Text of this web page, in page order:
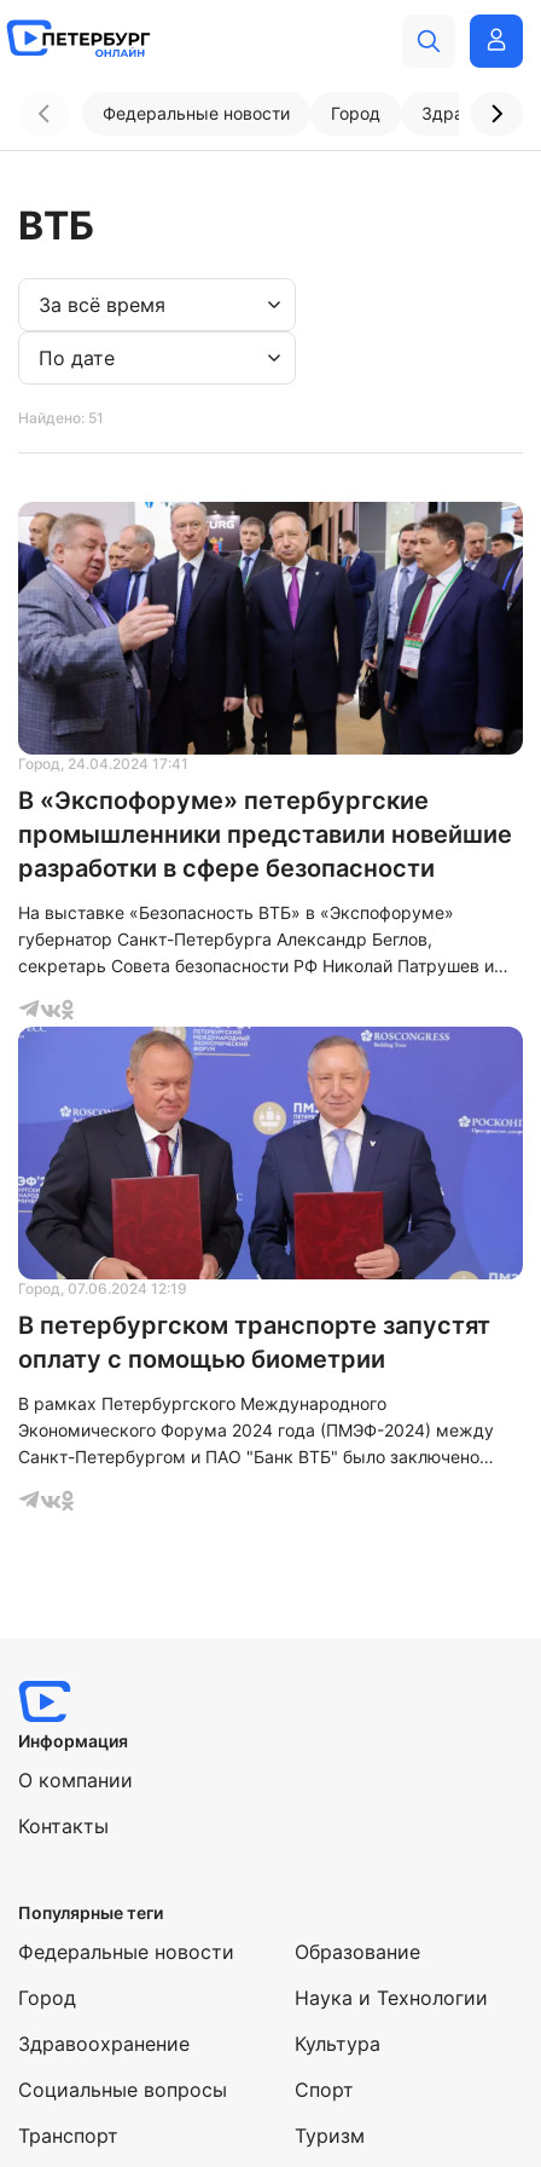
Федеральные новости Город
ВТБ
Найдено: 51
Город, 24.04.2024 17:41
В «Экспофоруме» петербургские
промышленники представили новейшие
разработки в сфере безопасности
На выставке «Безопасность ВТБ» в «Экспофоруме»
губернатор Санкт-Петербурга Александр Беглов,
секретарь Совета безопасности РФ Николай Патрушев и
посвященными теме безопасности.
Город, 07.06.2024 12:19
В петербургском транспорте запустят
оплату с помощью биометрии
В рамках Петербургского Международного
Экономического Форума 2024 года (ПМЭФ-2024) между
Санкт-Петербургом и ПАО "Банк ВТБ" было заключено
качества и удобства сервисов оплаты проезда в городском
Нажимая на кнопку "Отправить" вы
соглашаетесь сполитикой конфиденциальности
Информация
О компании
Контакты
Популярные теги
Федеральные новости
Город
Здравоохранение
Социальные вопросы
Транспорт
Образование
Наука и Технологии
Культура
Спорт
Туризм